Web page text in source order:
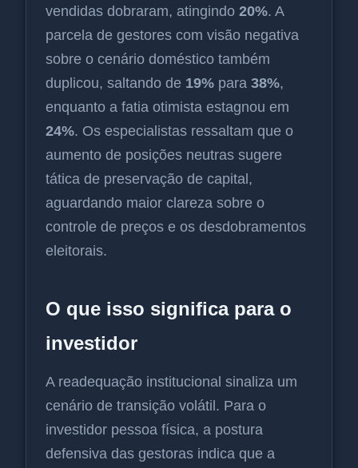
vendidas dobraram, atingindo 20%. A
parcela de gestores com visão negativa
sobre o cenário doméstico também
duplicou, saltando de 19% para 38%,
enquanto a fatia otimista estagnou em
24%. Os especialistas ressaltam que o
aumento de posições neutras sugere
tática de preservação de capital,
aguardando maior clareza sobre o
controle de preços e os desdobramentos
eleitorais.
O que isso significa para o
investidor
A readequação institucional sinaliza um
cenário de transição volátil. Para o
investidor pessoa física, a postura
defensiva das gestoras indica que a